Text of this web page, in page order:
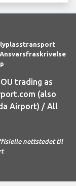
Ansvarsfraskrivelse
trading as
(also
Airport) / All
nettstedet til